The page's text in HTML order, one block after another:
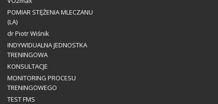
POMIAR STĘŻENIA MLECZANU
(LA)
dr Piotr Wiśnik
INDYWIDUALNA JEDNOSTKA
TRENINGOWA
KONSULTACJE
MONITORING PROCESU
TRENINGOWEGO
TEST FMS